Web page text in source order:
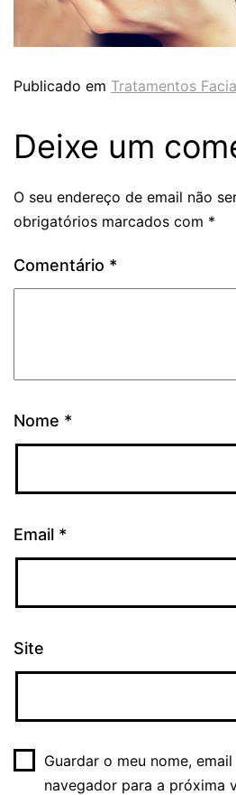
Publicado em Tratamentos
Deixe um
O seu endereço de email não
obrigatórios marcados com *
Comentário *
Nome *
Email *
Site
Guardar o meu nome,
navegador para a próxima